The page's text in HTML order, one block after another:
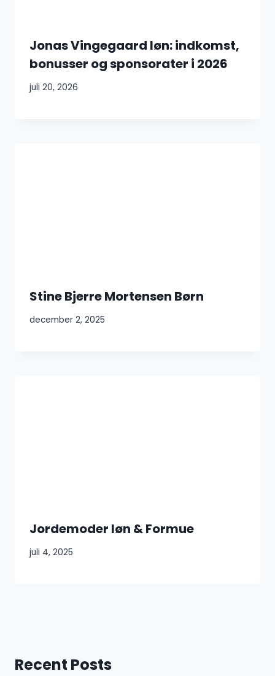
Jonas Vingegaard løn: indkomst,
bonusser og sponsorater i 2026
juli 20, 2026
Stine Bjerre Mortensen Børn
december 2, 2025
Jordemoder løn & Formue
juli 4, 2025
Recent Posts